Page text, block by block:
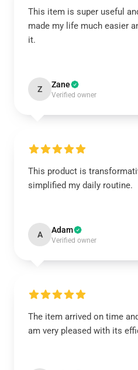
This item is super useful
made my life much easier
it.
Z Zane
Verified owner
This product is
simplified my daily routine.
A Adam
Verified owner
The item arrived on time
am very pleased with its